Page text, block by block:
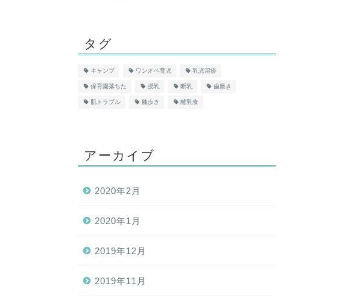
タグ
キャンプ ワンオペ育児 乳児湿疹
保育園落ちた 授乳 断乳 歯磨き
肌トラブル 膝歩き 離乳食
アーカイブ
2020年2月
2020年1月
2019年12月
2019年11月